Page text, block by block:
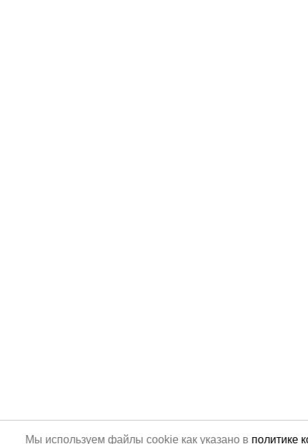
Мы используем файлы cookie как указано в политике